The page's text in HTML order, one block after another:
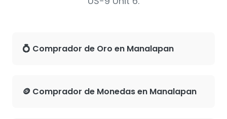
💍 Comprador de Oro en Manalapan
🪙 Comprador de Monedas en Manalapan